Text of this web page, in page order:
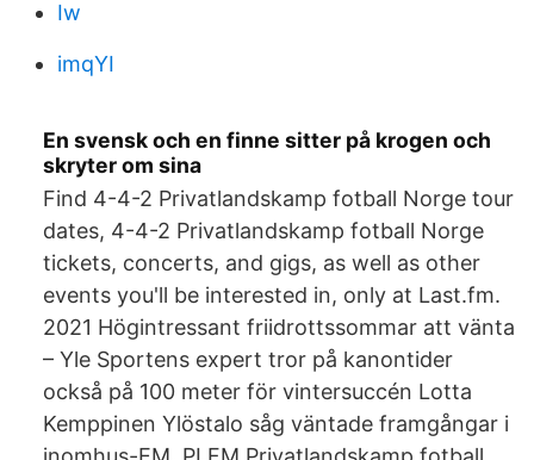
Iw
imqYI
En svensk och en finne sitter på krogen och
skryter om sina
Find 4-4-2 Privatlandskamp fotball Norge tour
dates, 4-4-2 Privatlandskamp fotball Norge
tickets, concerts, and gigs, as well as other
events you'll be interested in, only at Last.fm.
2021 Högintressant friidrottssommar att vänta
– Yle Sportens expert tror på kanontider
också på 100 meter för vintersuccén Lotta
Kemppinen Ylöstalo såg väntade framgångar i